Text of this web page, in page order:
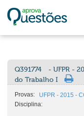
Q391774
- UFPR -
do Trabalho I
Provas:
UFPR - 2015 -
Disciplina: